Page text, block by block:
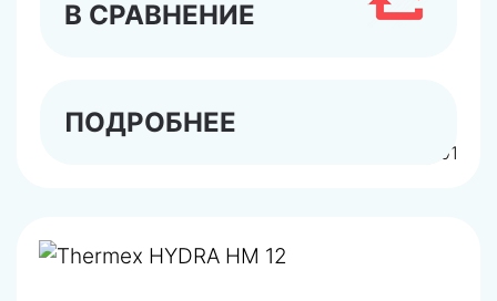
арт.TR300800301
В СРАВНЕНИЕ
ПОДРОБНЕЕ